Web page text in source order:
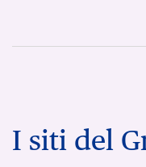
I siti del